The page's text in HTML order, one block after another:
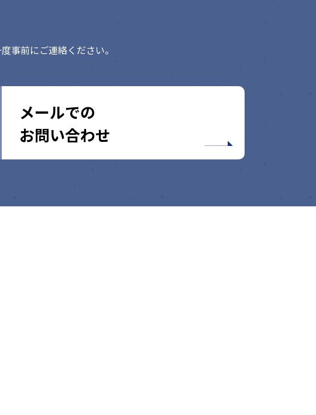
事前にご連絡ください。
メールでの
お問い合わせ